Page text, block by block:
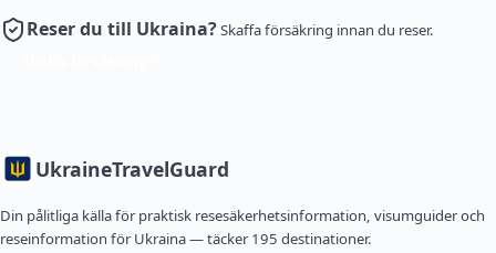
Reser du till Ukraina?Skaffa försäkring innan du reser.
UkraineTravelGuard
Din pålitliga källa för praktisk resesäkerhetsinformation, visumguider och
reseinformation för Ukraina — täcker 195 destinationer.